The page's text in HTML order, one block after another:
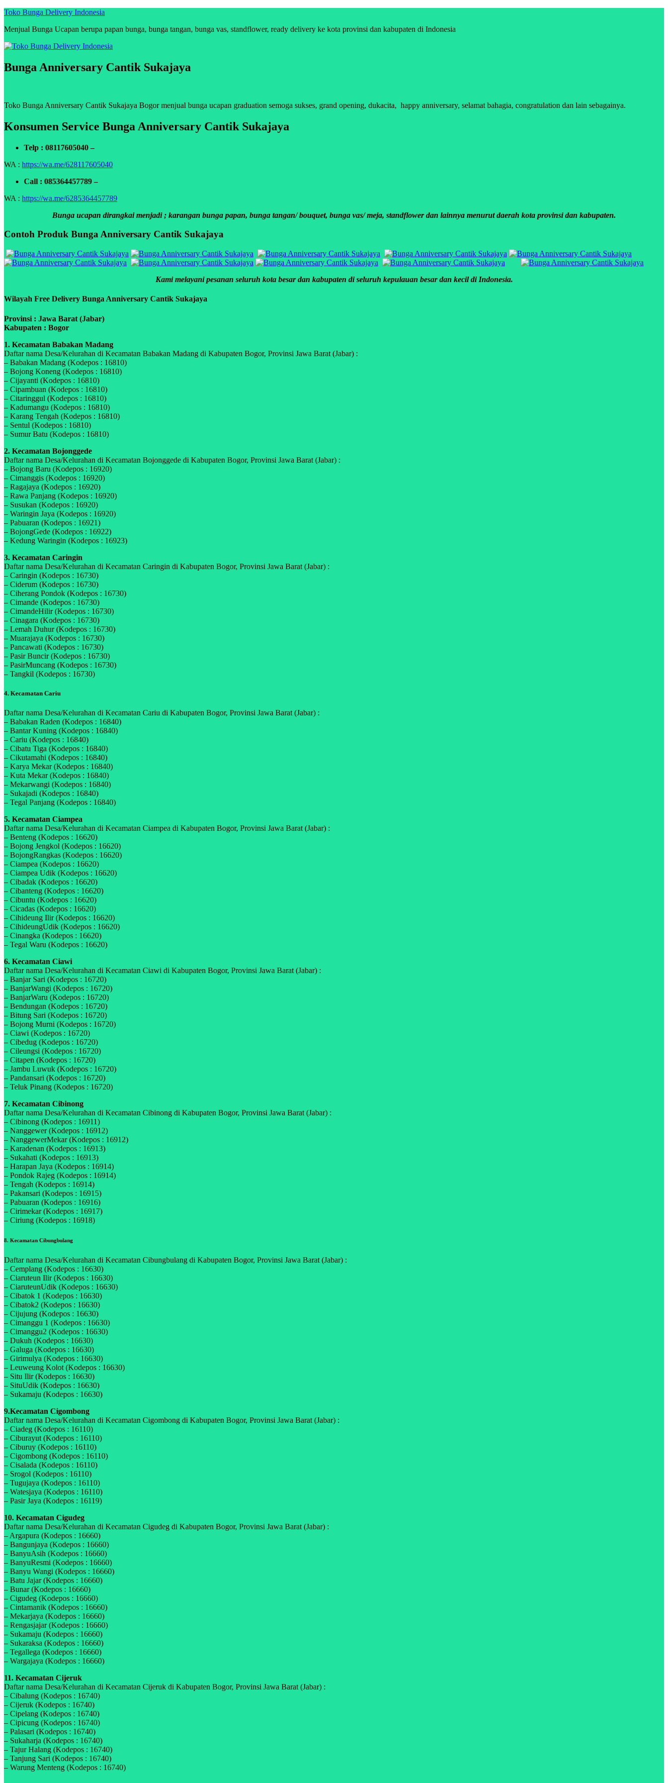
Skip
content
Toko Bunga Delivery Indonesia
Menjual Bunga Ucapan berupa papan bunga, bunga tangan, bunga vas, standflower, ready delivery ke kota provinsi dan kabupaten di Indonesia
Bunga Anniversary Cantik Sukajaya
Toko Bunga Anniversary Cantik Sukajaya Bogor menjual bunga ucapan graduation semoga sukses, grand opening, dukacita, happy anniversary, selamat bahagia, congratulation dan lain sebagainya.
Konsumen Service Bunga Anniversary Cantik Sukajaya
Telp : 08117605040 –
WA : https://wa.me/628117605040
Call : 085364457789 –
WA : https://wa.me/6285364457789
Bunga ucapan dirangkai menjadi ; karangan bunga papan, bunga tangan/ bouquet, bunga vas/ meja, standflower dan lainnya menurut daerah kota provinsi dan kabupaten.
Contoh Produk Bunga Anniversary Cantik Sukajaya
Kami melayani pesanan seluruh kota besar dan kabupaten di seluruh kepulauan besar dan kecil di Indonesia.
Wilayah Free Delivery Bunga Anniversary Cantik Sukajaya
Provinsi : Jawa Barat (Jabar)
Kabupaten : Bogor
1. Kecamatan Babakan Madang
Daftar nama Desa/Kelurahan di Kecamatan Babakan Madang di Kabupaten Bogor, Provinsi Jawa Barat (Jabar) :
– Babakan Madang (Kodepos : 16810)
– Bojong Koneng (Kodepos : 16810)
– Cijayanti (Kodepos : 16810)
– Cipambuan (Kodepos : 16810)
– Citaringgul (Kodepos : 16810)
– Kadumangu (Kodepos : 16810)
– Karang Tengah (Kodepos : 16810)
– Sentul (Kodepos : 16810)
– Sumur Batu (Kodepos : 16810)
2. Kecamatan Bojonggede
Daftar nama Desa/Kelurahan di Kecamatan Bojonggede di Kabupaten Bogor, Provinsi Jawa Barat (Jabar) :
– Bojong Baru (Kodepos : 16920)
– Cimanggis (Kodepos : 16920)
– Ragajaya (Kodepos : 16920)
– Rawa Panjang (Kodepos : 16920)
– Susukan (Kodepos : 16920)
– Waringin Jaya (Kodepos : 16920)
– Pabuaran (Kodepos : 16921)
– BojongGede (Kodepos : 16922)
– Kedung Waringin (Kodepos : 16923)
3. Kecamatan Caringin
Daftar nama Desa/Kelurahan di Kecamatan Caringin di Kabupaten Bogor, Provinsi Jawa Barat (Jabar) :
– Caringin (Kodepos : 16730)
– Ciderum (Kodepos : 16730)
– Ciherang Pondok (Kodepos : 16730)
– Cimande (Kodepos : 16730)
– CimandeHilir (Kodepos : 16730)
– Cinagara (Kodepos : 16730)
– Lemah Duhur (Kodepos : 16730)
– Muarajaya (Kodepos : 16730)
– Pancawati (Kodepos : 16730)
– Pasir Buncir (Kodepos : 16730)
– PasirMuncang (Kodepos : 16730)
– Tangkil (Kodepos : 16730)
4. Kecamatan Cariu
Daftar nama Desa/Kelurahan di Kecamatan Cariu di Kabupaten Bogor, Provinsi Jawa Barat (Jabar) :
– Babakan Raden (Kodepos : 16840)
– Bantar Kuning (Kodepos : 16840)
– Cariu (Kodepos : 16840)
– Cibatu Tiga (Kodepos : 16840)
– Cikutamahi (Kodepos : 16840)
– Karya Mekar (Kodepos : 16840)
– Kuta Mekar (Kodepos : 16840)
– Mekarwangi (Kodepos : 16840)
– Sukajadi (Kodepos : 16840)
– Tegal Panjang (Kodepos : 16840)
5. Kecamatan Ciampea
Daftar nama Desa/Kelurahan di Kecamatan Ciampea di Kabupaten Bogor, Provinsi Jawa Barat (Jabar) :
– Benteng (Kodepos : 16620)
– Bojong Jengkol (Kodepos : 16620)
– BojongRangkas (Kodepos : 16620)
– Ciampea (Kodepos : 16620)
– Ciampea Udik (Kodepos : 16620)
– Cibadak (Kodepos : 16620)
– Cibanteng (Kodepos : 16620)
– Cibuntu (Kodepos : 16620)
– Cicadas (Kodepos : 16620)
– Cihideung Ilir (Kodepos : 16620)
– CihideungUdik (Kodepos : 16620)
– Cinangka (Kodepos : 16620)
– Tegal Waru (Kodepos : 16620)
6. Kecamatan Ciawi
Daftar nama Desa/Kelurahan di Kecamatan Ciawi di Kabupaten Bogor, Provinsi Jawa Barat (Jabar) :
– Banjar Sari (Kodepos : 16720)
– BanjarWangi (Kodepos : 16720)
– BanjarWaru (Kodepos : 16720)
– Bendungan (Kodepos : 16720)
– Bitung Sari (Kodepos : 16720)
– Bojong Murni (Kodepos : 16720)
– Ciawi (Kodepos : 16720)
– Cibedug (Kodepos : 16720)
– Cileungsi (Kodepos : 16720)
– Citapen (Kodepos : 16720)
– Jambu Luwuk (Kodepos : 16720)
– Pandansari (Kodepos : 16720)
– Teluk Pinang (Kodepos : 16720)
7. Kecamatan Cibinong
Daftar nama Desa/Kelurahan di Kecamatan Cibinong di Kabupaten Bogor, Provinsi Jawa Barat (Jabar) :
– Cibinong (Kodepos : 16911)
– Nanggewer (Kodepos : 16912)
– NanggewerMekar (Kodepos : 16912)
– Karadenan (Kodepos : 16913)
– Sukahati (Kodepos : 16913)
– Harapan Jaya (Kodepos : 16914)
– Pondok Rajeg (Kodepos : 16914)
– Tengah (Kodepos : 16914)
– Pakansari (Kodepos : 16915)
– Pabuaran (Kodepos : 16916)
– Cirimekar (Kodepos : 16917)
– Ciriung (Kodepos : 16918)
8. Kecamatan Cibungbulang
Daftar nama Desa/Kelurahan di Kecamatan Cibungbulang di Kabupaten Bogor, Provinsi Jawa Barat (Jabar) :
– Cemplang (Kodepos : 16630)
– Ciaruteun Ilir (Kodepos : 16630)
– CiaruteunUdik (Kodepos : 16630)
– Cibatok 1 (Kodepos : 16630)
– Cibatok2 (Kodepos : 16630)
– Cijujung (Kodepos : 16630)
– Cimanggu 1 (Kodepos : 16630)
– Cimanggu2 (Kodepos : 16630)
– Dukuh (Kodepos : 16630)
– Galuga (Kodepos : 16630)
– Girimulya (Kodepos : 16630)
– Leuweung Kolot (Kodepos : 16630)
– Situ Ilir (Kodepos : 16630)
– SituUdik (Kodepos : 16630)
– Sukamaju (Kodepos : 16630)
9.Kecamatan Cigombong
Daftar nama Desa/Kelurahan di Kecamatan Cigombong di Kabupaten Bogor, Provinsi Jawa Barat (Jabar) :
– Ciadeg (Kodepos : 16110)
– Ciburayut (Kodepos : 16110)
– Ciburuy (Kodepos : 16110)
– Cigombong (Kodepos : 16110)
– Cisalada (Kodepos : 16110)
– Srogol (Kodepos : 16110)
– Tugujaya (Kodepos : 16110)
– Watesjaya (Kodepos : 16110)
– Pasir Jaya (Kodepos : 16119)
10. Kecamatan Cigudeg
Daftar nama Desa/Kelurahan di Kecamatan Cigudeg di Kabupaten Bogor, Provinsi Jawa Barat (Jabar) :
– Argapura (Kodepos : 16660)
– Bangunjaya (Kodepos : 16660)
– BanyuAsih (Kodepos : 16660)
– BanyuResmi (Kodepos : 16660)
– Banyu Wangi (Kodepos : 16660)
– Batu Jajar (Kodepos : 16660)
– Bunar (Kodepos : 16660)
– Cigudeg (Kodepos : 16660)
– Cintamanik (Kodepos : 16660)
– Mekarjaya (Kodepos : 16660)
– Rengasjajar (Kodepos : 16660)
– Sukamaju (Kodepos : 16660)
– Sukaraksa (Kodepos : 16660)
– Tegallega (Kodepos : 16660)
– Wargajaya (Kodepos : 16660)
11. Kecamatan Cijeruk
Daftar nama Desa/Kelurahan di Kecamatan Cijeruk di Kabupaten Bogor, Provinsi Jawa Barat (Jabar) :
– Cibalung (Kodepos : 16740)
– Cijeruk (Kodepos : 16740)
– Cipelang (Kodepos : 16740)
– Cipicung (Kodepos : 16740)
– Palasari (Kodepos : 16740)
– Sukaharja (Kodepos : 16740)
– Tajur Halang (Kodepos : 16740)
– Tanjung Sari (Kodepos : 16740)
– Warung Menteng (Kodepos : 16740)